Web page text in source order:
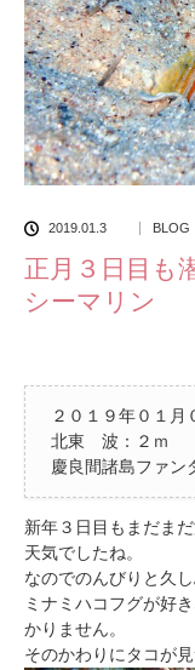
2019.01.3 BLOG
正月３日目も
シーマリン
２０１９年０１
北東 波：２ｍ
慶良間諸島ファン
新年３日目もまだま
天気でしたね。
なのでのんびりと久
ミナミハコフグが好
かりません。
そのかわりにタコが